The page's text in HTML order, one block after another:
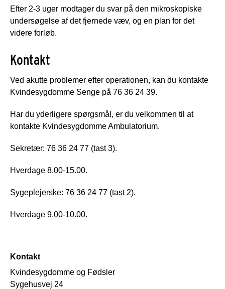
Efter 2-3 uger modtager du svar på den mikroskopiske
undersøgelse af det fjernede væv, og en plan for det
videre forløb.
Kontakt
Ved akutte problemer efter operationen, kan du kontakte
Kvindesygdomme Senge på 76 36 24 39.
Har du yderligere spørgsmål, er du velkommen til at
kontakte Kvindesygdomme Ambulatorium.
Sekretær: 76 36 24 77 (tast 3).
Hverdage 8.00-15.00.
Sygeplejerske: 76 36 24 77 (tast 2).
Hverdage 9.00-10.00.
Kontakt
Kvindesygdomme og Fødsler
Sygehusvej 24